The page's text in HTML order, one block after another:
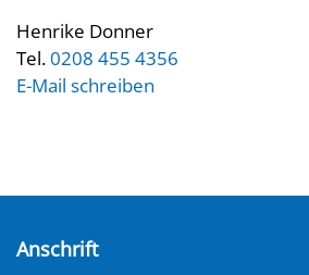
Henrike Donner
Tel.0208 455 4356
E-Mail schreiben
Anschrift